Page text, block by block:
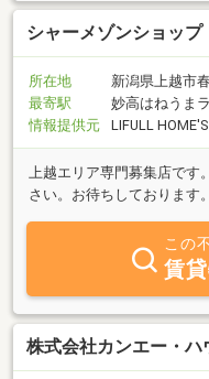
シャーメゾンショッ
所在地
新潟県上越市
最寄駅
妙高はねうま
情報提供元
LIFULL HOME'S
上越エリア専門募集店です
さい。お待ちしております。
この
賃
株式会社カンエー・ハ